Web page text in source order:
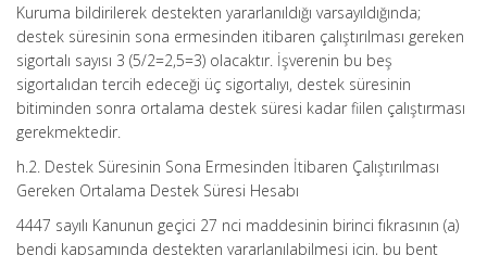
Kuruma bildirilerek destekten yararlanıldığı varsayıldığında;
destek süresinin sona ermesinden itibaren çalıştırılması gereken
sigortalı sayısı 3 (5/2=2,5=3) olacaktır. İşverenin bu beş
sigortalıdan tercih edeceği üç sigortalıyı, destek süresinin
bitiminden sonra ortalama destek süresi kadar fiilen çalıştırması
gerekmektedir.
h.2. Destek Süresinin Sona Ermesinden İtibaren Çalıştırılması
Gereken Ortalama Destek Süresi Hesabı
4447 sayılı Kanunun geçici 27 nci maddesinin birinci fıkrasının (a)
bendi kapsamında destekten yararlanılabilmesi için, bu bent